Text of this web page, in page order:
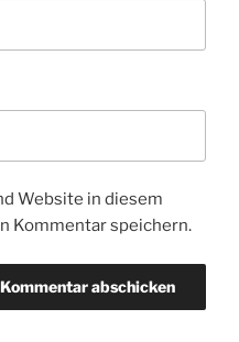
Website in diesem
Kommentar speichern.